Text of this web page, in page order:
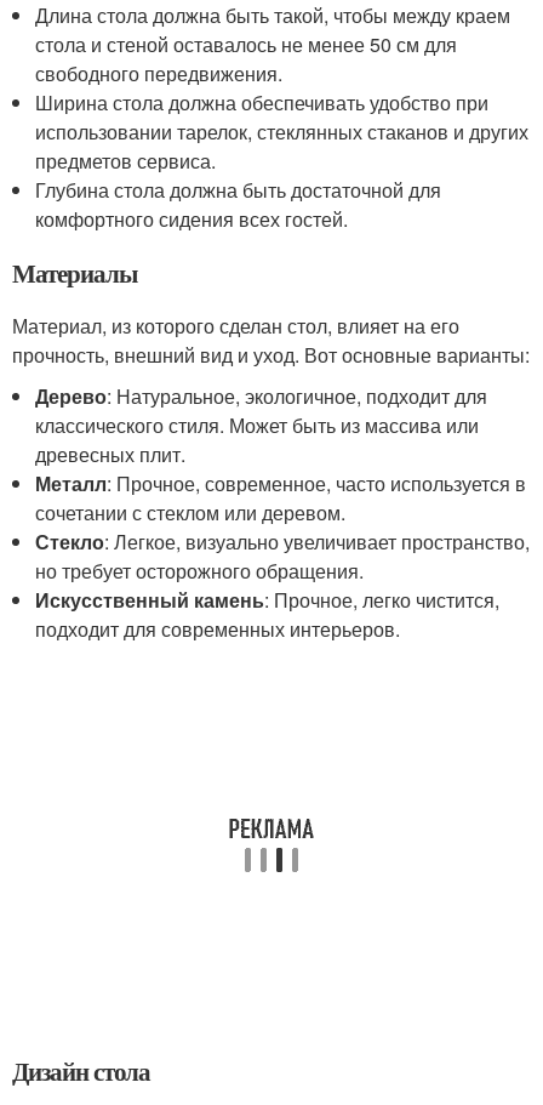
Длина стола должна быть такой, чтобы между краем
стола и стеной оставалось не менее 50 см для
свободного передвижения.
Ширина стола должна обеспечивать удобство при
использовании тарелок, стеклянных стаканов и других
предметов сервиса.
Глубина стола должна быть достаточной для
комфортного сидения всех гостей.
Материалы
Материал, из которого сделан стол, влияет на его
прочность, внешний вид и уход. Вот основные варианты:
Дерево: Натуральное, экологичное, подходит для
классического стиля. Может быть из массива или
древесных плит.
Металл: Прочное, современное, часто используется в
сочетании с стеклом или деревом.
Стекло: Легкое, визуально увеличивает пространство,
но требует осторожного обращения.
Искусственный камень: Прочное, легко чистится,
подходит для современных интерьеров.
Дизайн стола